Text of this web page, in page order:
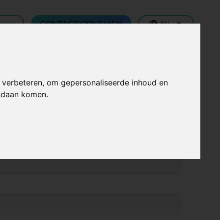
om gepersonaliseerde inhoud en
komen.
CONTACT OPNEMEN NL